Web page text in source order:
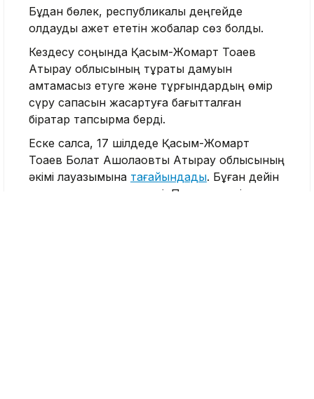
Бұдан бөлек, республикалық деңгейде
қолдауды қажет ететін жобалар сөз болды.
Кездесу соңында Қасым-Жомарт Тоқаев
Атырау облысының тұрақты дамуын
қамтамасыз етуге және тұрғындардың өмір
сүру сапасын жақсартуға бағытталған
бірқатар тапсырма берді.
Еске салсақ, 17 шілдеде Қасым-Жомарт
Тоқаев Болат Ақшолақовты Атырау облысының
әкімі лауазымына тағайындады. Бұған дейін
ол энергетика министрі, Президенттің